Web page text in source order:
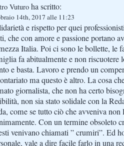
Vuturo ha scritto:
14th, 2017 alle 11:23
e rispetto per quei
che con amore e passione portano
Italia. Poi ci sono le bollette, le
fa abitualmente e non riscuotere
e basta. Lavoro e prendo un
ma questo è altro. La cosa
giornalista, che non ha certo
non sia stato solidale con la
come se tutto ciò che avveniva non
Con un termine obsoleto
venivano chiamati ” crumiri”. Ed
vale a dire facile farlo in una